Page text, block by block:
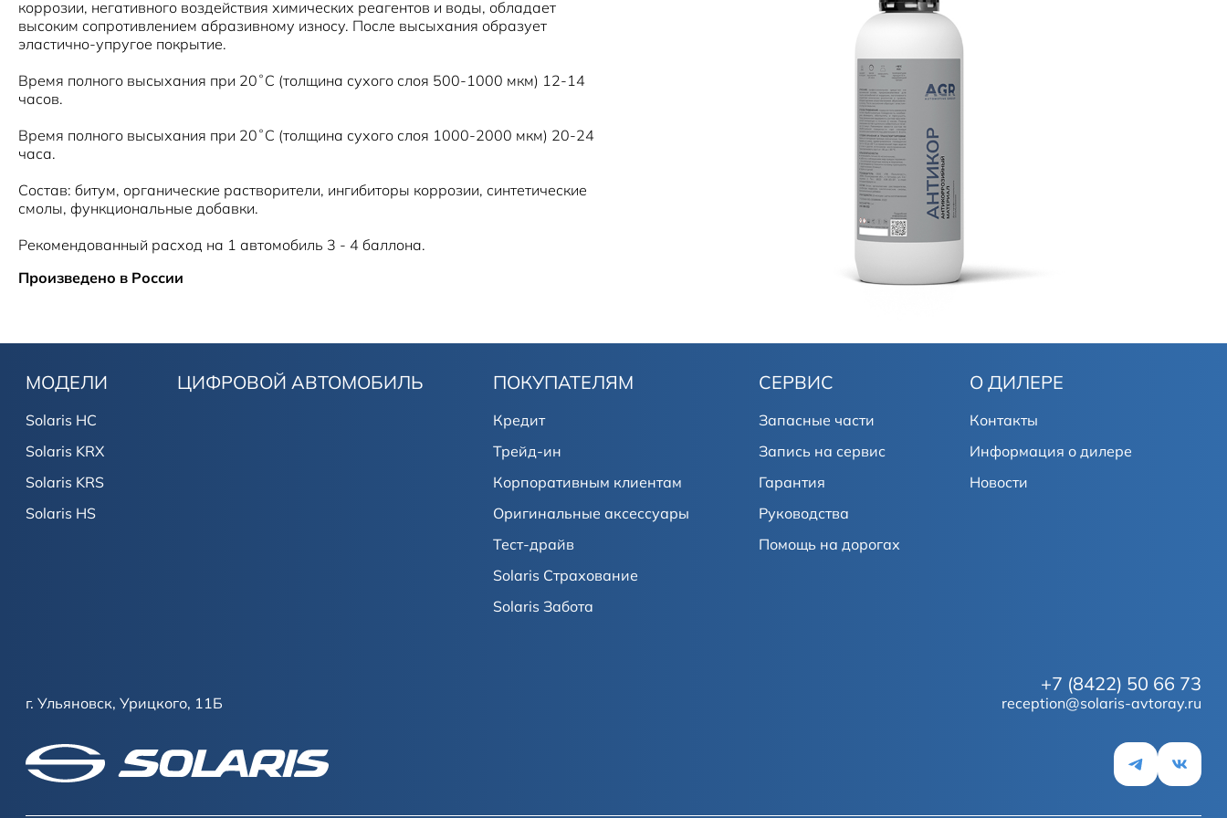
коррозии, негативного воздействия химических реагентов и воды, обладает
высоким сопротивлением абразивному износу. После высыхания образует
эластично-упругое покрытие.
Время полного высыхания при 20˚С (толщина сухого слоя 500-1000 мкм) 12-14
часов.
Время полного высыхания при 20˚С (толщина сухого слоя 1000-2000 мкм) 20-24
часа.
Состав: битум, органические растворители, ингибиторы коррозии, синтетические
смолы, функциональные добавки.
Рекомендованный расход на 1 автомобиль 3 - 4 баллона.
Произведено в России
МОДЕЛИ
Solaris HC
Solaris KRX
Solaris KRS
Solaris HS
ЦИФРОВОЙ АВТОМОБИЛЬ ПОКУПАТЕЛЯМ
Кредит
Трейд-ин
Корпоративным клиентам
Оригинальные аксессуары
Тест-драйв
Solaris Страхование
Solaris Забота
СЕРВИС
Запасные части
Запись на сервис
Гарантия
Руководства
Помощь на дорогах
О ДИЛЕРЕ
Контакты
Информация о дилере
Новости
г. Ульяновск, Урицкого, 11Б
+7 (8422) 50 66 73
reception@solaris-avtoray.ru